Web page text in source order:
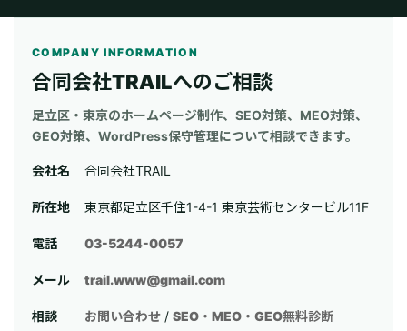
COMPANY INFORMATION
合同会社TRAILへのご相談
足立区・東京のホームページ制作、SEO対策、MEO対策、
GEO対策、WordPress保守管理について相談できます。
会社名 合同会社TRAIL
所在地 東京都足立区千住1-4-1 東京芸術センタービル11F
電話 03-5244-0057
メール trail.www@gmail.com
相談 お問い合わせ / SEO・MEO・GEO無料診断